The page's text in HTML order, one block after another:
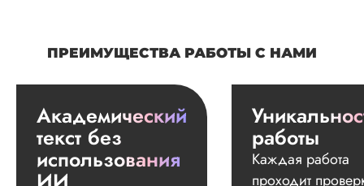
ПРЕИМУЩЕСТВА РАБОТЫ С НАМИ
Академический
текст без
использования
работы
Каждая работа
проходит